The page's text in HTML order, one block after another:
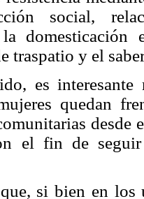
social,
domesticación
traspatio y el
es interesante
quedan
desde
el fin de seguir
si bien en